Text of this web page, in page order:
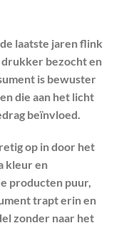
laatste jaren flink
bezocht en
is bewuster
die aan het licht
beïnvloed.
op in door het
kleur en
producten puur,
trapt erin en
zonder naar het